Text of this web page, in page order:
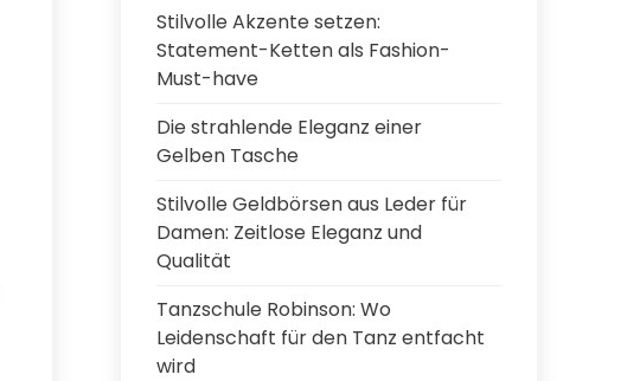
Stilvolle Akzente setzen:
Statement-Ketten als Fashion-
Must-have
Die strahlende Eleganz einer
Gelben Tasche
Stilvolle Geldbörsen aus Leder für
Damen: Zeitlose Eleganz und
Qualität
Tanzschule Robinson: Wo
Leidenschaft für den Tanz entfacht
wird